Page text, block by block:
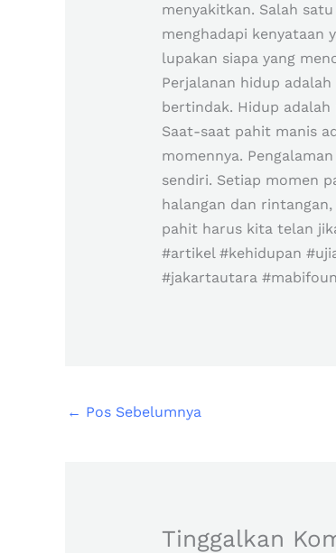
menyakitkan. Salah
menghadapi kenyataan
lupakan siapa yang
Perjalanan hidup
bertindak. Hidup
Saat-saat pahit manis
momennya.
sendiri. Setiap momen
halangan dan
pahit harus kita telan
#artikel #kehidupan
#jakartautara
← Pos Sebelumnya
Tinggalkan